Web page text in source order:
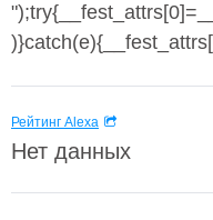
Рейтинг Alexa
Нет данных